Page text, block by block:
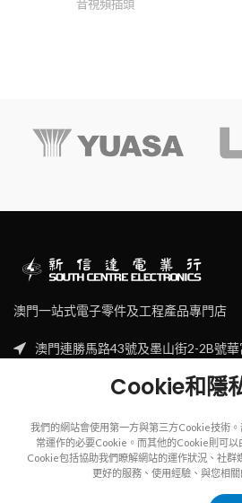
音視頻插頭
澳門一站式電子零件及工程產品專門店
澳門連勝馬路43號及墨山街2-2B號
2023SOUTH CENTRE
Cookie和隱
我們的網站會使用第一方與第三方Cookie技術
常運作的必要Cookie。而其他的Cookie則可以
Cookie包括協助我們瞭解網站的運作狀況、社群
更好的服務、使用經驗、與您相關